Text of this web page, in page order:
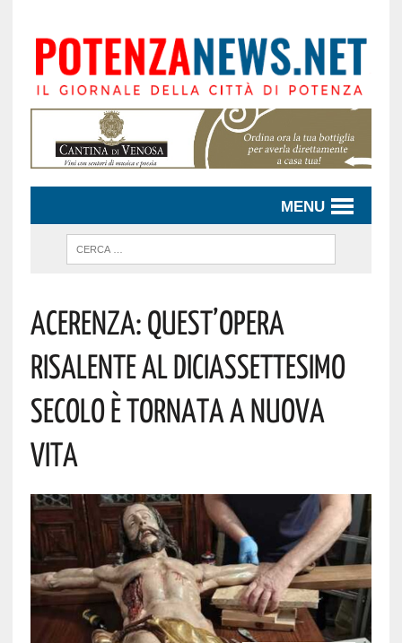
MENU
Acerenza: Quest’opera
Risalente Al Diciassettesimo
Secolo È Tornata A Nuova
Vita